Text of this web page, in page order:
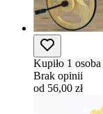
Kupiło 1 osoba
Brak opinii
od 56,00 zł